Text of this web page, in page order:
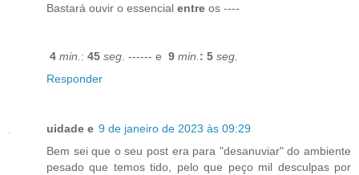
Bastará ouvir o essencial entre os ----
4 min. : 45 seg . ------ e 9 min. : 5 seg.
Responder
uidade e 9 de janeiro de 2023 às 09:29
Bem sei que o seu post era para "desanuviar" do ambiente
pesado que temos tido, pelo que peço mil desculpas por